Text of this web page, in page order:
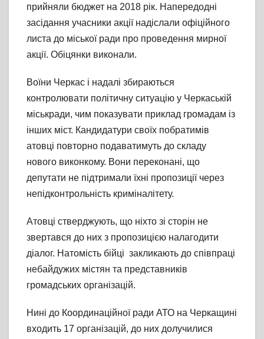
прийняли бюджет на 2018 рік. Напередодні
засідання учасники акції надіслали офіційного
листа до міської ради про проведення мирної
акції. Обіцянки виконали.
Воїни Черкас і надалі збираються
контролювати політичну ситуацію у Черкаській
міськради, чим показувати приклад громадам із
інших міст. Кандидатури своїх побратимів
атовці повторно подаватимуть до складу
нового виконкому. Вони переконані, що
депутати не підтримали їхні пропозиції через
непідконтрольність криміналітету.
Атовці стверджують, що ніхто зі сторін не
звертався до них з пропозицією налагодити
діалог. Натомість бійці закликають до співпраці
небайдужих містян та представників
громадських організацій.
Нині до Координаційної ради АТО на Черкащині
входить 17 організацій, до них долучилися